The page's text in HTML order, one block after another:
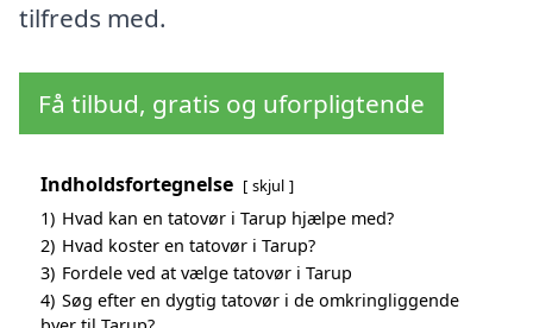
tilfreds med.
Få tilbud, gratis og uforpligtende
Indholdsfortegnelse skjul
1) Hvad kan en tatovør i Tarup hjælpe med?
2) Hvad koster en tatovør i Tarup?
3) Fordele ved at vælge tatovør i Tarup
4) Søg efter en dygtig tatovør i de omkringliggende